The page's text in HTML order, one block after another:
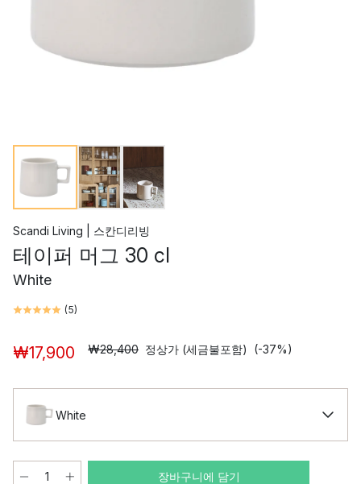
Scandi Living | 스칸디리빙
테이퍼 머그 30 cl
White
(5)
₩17,900 ₩28,400 정상가 (세금불포함) (-37%)
White
장바구니에 담기